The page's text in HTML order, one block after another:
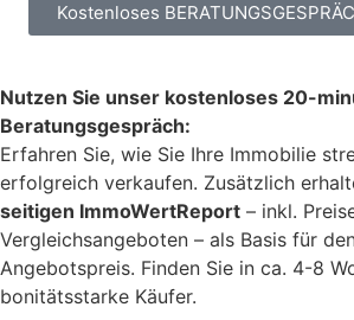
Kostenloses
Nutzen Sie unser kostenloses 20-
Beratungsgespräch:
Erfahren Sie, wie Sie Ihre Immobilie
erfolgreich verkaufen. Zusätzlich
seitigen ImmoWertReport – inkl.
Vergleichsangeboten – als Basis für
Angebotspreis. Finden Sie in ca. 4-8
bonitätsstarke Käufer.